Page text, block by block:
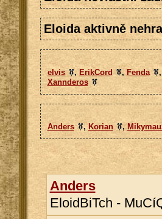
Eloida aktivně
elvis , ErikCord , Fenda
Xannderos
Anders , Korian ,
Anders
EloidBiTch -